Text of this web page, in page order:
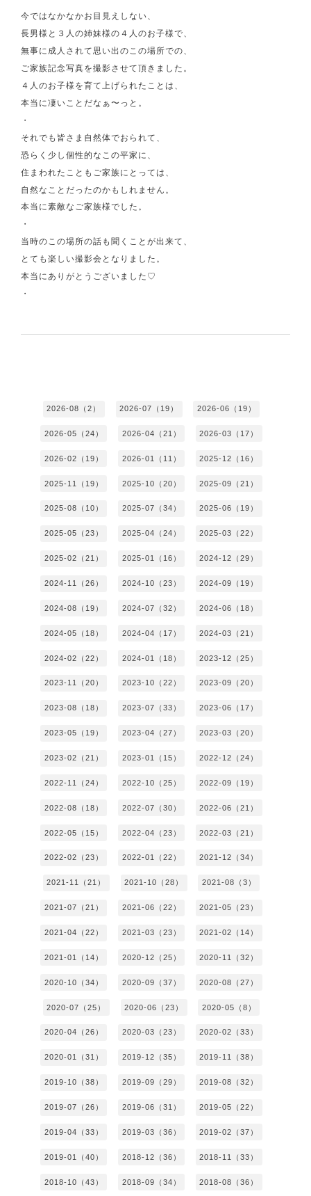
今ではなかなかお目見えしない、
長男様と３人の姉妹様の４人のお子様で、
無事に成人されて思い出のこの場所での、
ご家族記念写真を撮影させて頂きました。
４人のお子様を育て上げられたことは、
本当に凄いことだなぁ〜っと。
・
それでも皆さま自然体でおられて、
恐らく少し個性的なこの平家に、
住まわれたこともご家族にとっては、
自然なことだったのかもしれません。
本当に素敵なご家族様でした。
・
当時のこの場所の話も聞くことが出来て、
とても楽しい撮影会となりました。
本当にありがとうございました♡
・
2026-08（2） 2026-07（19） 2026-06（19）
2026-05（24） 2026-04（21） 2026-03（17）
2026-02（19） 2026-01（11） 2025-12（16）
2025-11（19） 2025-10（20） 2025-09（21）
2025-08（10） 2025-07（34） 2025-06（19）
2025-05（23） 2025-04（24） 2025-03（22）
2025-02（21） 2025-01（16） 2024-12（29）
2024-11（26） 2024-10（23） 2024-09（19）
2024-08（19） 2024-07（32） 2024-06（18）
2024-05（18） 2024-04（17） 2024-03（21）
2024-02（22） 2024-01（18） 2023-12（25）
2023-11（20） 2023-10（22） 2023-09（20）
2023-08（18） 2023-07（33） 2023-06（17）
2023-05（19） 2023-04（27） 2023-03（20）
2023-02（21） 2023-01（15） 2022-12（24）
2022-11（24） 2022-10（25） 2022-09（19）
2022-08（18） 2022-07（30） 2022-06（21）
2022-05（15） 2022-04（23） 2022-03（21）
2022-02（23） 2022-01（22） 2021-12（34）
2021-11（21） 2021-10（28） 2021-08（3）
2021-07（21） 2021-06（22） 2021-05（23）
2021-04（22） 2021-03（23） 2021-02（14）
2021-01（14） 2020-12（25） 2020-11（32）
2020-10（34） 2020-09（37） 2020-08（27）
2020-07（25） 2020-06（23） 2020-05（8）
2020-04（26） 2020-03（23） 2020-02（33）
2020-01（31） 2019-12（35） 2019-11（38）
2019-10（38） 2019-09（29） 2019-08（32）
2019-07（26） 2019-06（31） 2019-05（22）
2019-04（33） 2019-03（36） 2019-02（37）
2019-01（40） 2018-12（36） 2018-11（33）
2018-10（43） 2018-09（34） 2018-08（36）